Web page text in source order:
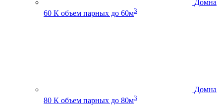
Домна
60 К объем парных до 60м3
Домна
80 К объем парных до 80м3